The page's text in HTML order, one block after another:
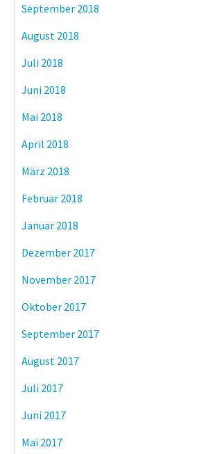
September 2018
August 2018
Juli 2018
Juni 2018
Mai 2018
April 2018
März 2018
Februar 2018
Januar 2018
Dezember 2017
November 2017
Oktober 2017
September 2017
August 2017
Juli 2017
Juni 2017
Mai 2017